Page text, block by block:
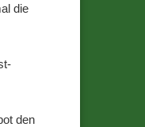
die
den